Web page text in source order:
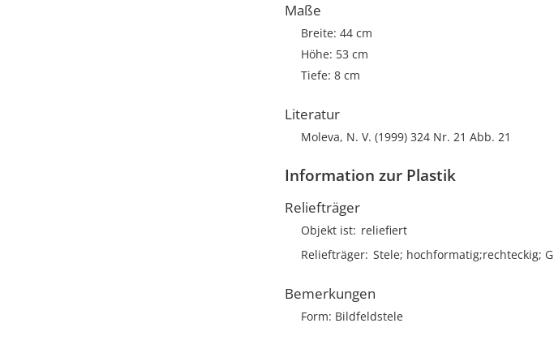
Maße
Breite: 44 cm
Höhe: 53 cm
Tiefe: 8 cm
Literatur
Moleva, N. V. (1999) 324 Nr. 21 Abb. 21
Information zur Plastik
Reliefträger
Objekt ist reliefiert
Reliefträger Stele; hochformatig;rechteckig;
Bemerkungen
Form: Bildfeldstele